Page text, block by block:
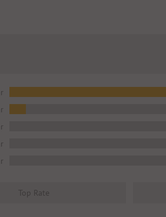
Top Rate